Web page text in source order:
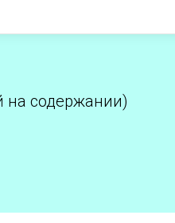
на содержании)